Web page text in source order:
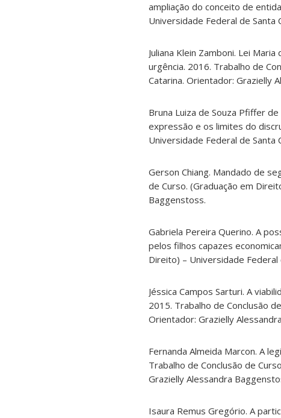
ampliação do conceito de
Universidade Federal de Santa
Juliana Klein Zamboni. Lei
urgência. 2016. Trabalho de
Catarina. Orientador: Grazielly
Bruna Luiza de Souza Pfiffer
expressão e os limites do
Universidade Federal de Santa
Gerson Chiang. Mandado de
de Curso. (Graduação em
Baggenstoss.
Gabriela Pereira Querino. A
pelos filhos capazes
Direito) – Universidade
Jéssica Campos Sarturi. A
2015. Trabalho de Conclusão
Orientador: Grazielly
Fernanda Almeida Marcon. A
Trabalho de Conclusão de
Grazielly Alessandra
Isaura Remus Gregório. A